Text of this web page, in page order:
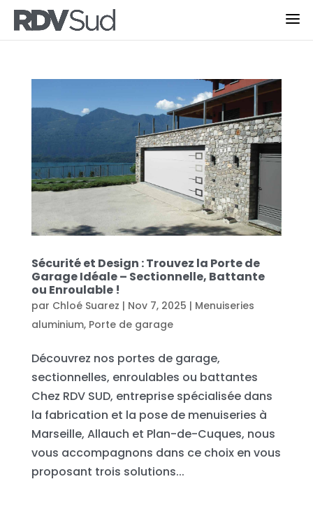
Sécurité et Design : Trouvez la Porte de
Garage Idéale – Sectionnelle, Battante
ou Enroulable !
par Chloé Suarez | Nov 7, 2025 | Menuiseries
aluminium, Porte de garage
Découvrez nos portes de garage,
sectionnelles, enroulables ou battantes
Chez RDV SUD, entreprise spécialisée dans
la fabrication et la pose de menuiseries à
Marseille, Allauch et Plan-de-Cuques, nous
vous accompagnons dans ce choix en vous
proposant trois solutions...